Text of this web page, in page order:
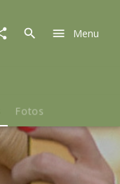
Menu
Fotos